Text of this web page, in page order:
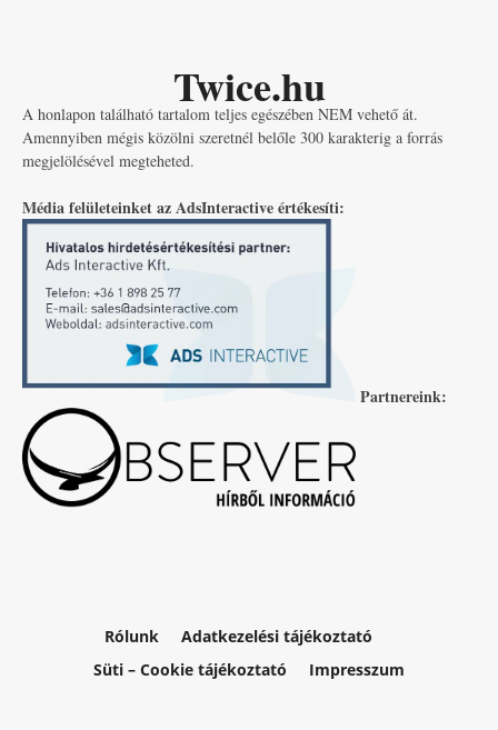
Twice.hu
A honlapon található tartalom teljes egészében NEM vehető át.
Amennyiben mégis közölni szeretnél belőle 300 karakterig a forrás
megjelölésével megteheted.
Média felületeinket az AdsInteractive értékesíti:
Partnereink:
Rólunk
Adatkezelési tájékoztató
Süti – Cookie tájékoztató
Impresszum